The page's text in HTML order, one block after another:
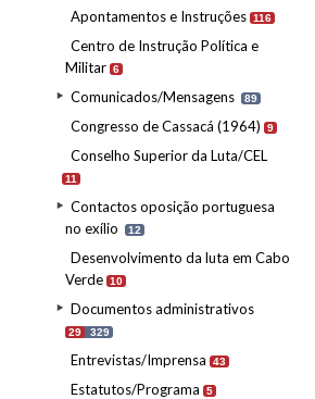
Apontamentos e Instruções 116
Centro de Instrução Política e
Militar 6
Comunicados/Mensagens 89
Congresso de Cassacá (1964) 9
Conselho Superior da Luta/CEL
11
Contactos oposição portuguesa
no exílio
12
Desenvolvimento da luta em Cabo
Verde 10
Documentos administrativos
29 329
Entrevistas/Imprensa 43
Estatutos/Programa 5